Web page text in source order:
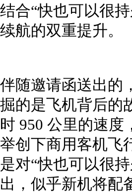
结合“快也可以很
续航的双重提升。
伴随邀请函送出的
掘的是飞机背后的
时 950 公里的速度
举创下商用客机飞
是对“快也可以很
出，似乎新机将配